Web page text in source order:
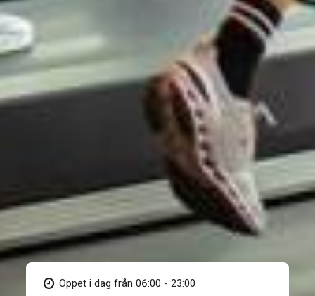
Öppet i dag från 06:00 - 23:00